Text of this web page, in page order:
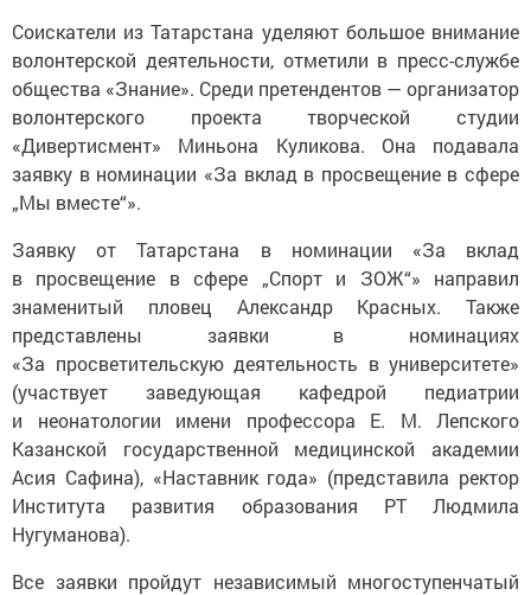
Соискатели из Татарстана уделяют большое внимание
волонтерской деятельности, отметили в пресс-службе
общества «Знание». Среди претендентов — организатор
волонтерского проекта творческой студии
«Дивертисмент» Миньона Куликова. Она подавала
заявку в номинации «За вклад в просвещение в сфере
„Мы вместе“».
Заявку от Татарстана в номинации «За вклад
в просвещение в сфере „Спорт и ЗОЖ“» направил
знаменитый пловец Александр Красных. Также
представлены заявки в номинациях
«За просветительскую деятельность в университете»
(участвует заведующая кафедрой педиатрии
и неонатологии имени профессора Е. М. Лепского
Казанской государственной медицинской академии
Асия Сафина), «Наставник года» (представила ректор
Института развития образования РТ Людмила
Нугуманова).
Все заявки пройдут независимый многоступенчатый